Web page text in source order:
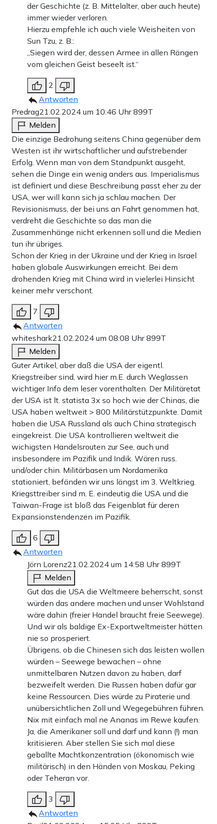
Die Analyse des US-Marinegeheimdienstes zeigt Chinas
Vorsprung beim Flottenbau
Amerika hat die Fähigkeit, hier nachzuholen, aber es wird
Zeit brauchen. Schon im Zweiten Weltkrieg konnte die
USA innerhalb kürzester Zeit Schiffe bauen, aber viel
dieser industriellen Basis, auch in der
Munitionsproduktion, wurde nach dem Kalten Krieg
vernachlässigt. Seit mindestens 30 Jahren herrschte der
Glaube, solch große Kriege gehören der Vergangenheit
an, das Militär der Zukunft sei auf Friedensmissionen und
ein wenig Terrorbekämpfung beschränkt. Ein fataler
Fehlschluss.
AUCH INTERESSANT:
Alarmierendes Dokument von US-
Militärgeheimdienst
Bau von Kriegsschiffen: China ist
USA um das 230-Fache überlegen
Sebastian Thormann
All das könnte China nun motivieren, in Asien eher früher
– womöglich vor 2027 anzugreifen, was Xi als Enddatum
für die Bereitschaft zur Taiwan-Invasion ausgegeben
hatte. Dazu kommt die – auch ressourcenmäßige –
Ablenkung der USA im Ukrainekrieg in Europa. Mit der
neuerlichen Flugzeugträgerflotte will man dem sicher ein
Signal entgegensetzen, aber das kann nicht verdecken,
was sich im Pazifik zusammenbraut: die Angst vor dem
nächsten Krieg. Und die schleichende Gewissheit, dass
Peking sich auf dem Pfad dahin bewegt.
Teilen:
Zu den Kommentaren (31)
Apollo News unterstützen
der Geschichte (z. B. Mittelalter, aber auch heute)
immer wieder verloren.
Hierzu empfehle ich auch viele Weisheiten von
Sun Tzu, z. B.:
„Siegen wird der, dessen Armee in allen Rängen
vom gleichen Geist beseelt ist.“
2
Antworten
Predrag21.02.2024 um 10:46 Uhr899T
Melden
Die einzige Bedrohung seitens China gegenüber dem
Westen ist ihr wirtschaftlicher und aufstrebender
Erfolg. Wenn man von dem Standpunkt ausgeht,
sehen die Dinge ein wenig anders aus. Imperialismus
ist definiert und diese Beschreibung passt eher zu der
USA, wer will kann sich ja schlau machen. Der
Revisionismuss, der bei uns an Fahrt genommen hat,
verdreht die Geschichte so das man die
Zusammenhänge nicht erkennen soll und die Medien
tun ihr übriges.
Schon der Krieg in der Ukraine und der Krieg in Israel
haben globale Auswirkungen erreicht. Bei dem
drohenden Krieg mit China wird in vielerlei Hinsicht
keiner mehr verschont.
7
Antworten
whiteshark21.02.2024 um 08:08 Uhr899T
Melden
Guter Artikel, aber daß die USA der eigentl.
Kriegstreiber sind, wird hier m.E. durch Weglassen
wichtiger Info dem leser vorenthalten. Der Militäretat
der USA ist lt. statista 3x so hoch wie der Chinas, die
USA haben weltweit > 800 Militärstützpunkte. Damit
haben die USA Russland als auch China strategisch
eingekreist. Die USA kontrollieren weltweit die
wichigsten Handelsrouten zur See, auch und
insbesondere im Pazifik und Indik. Wären russ.
und/oder chin. Militärbasen um Nordamerika
stationiert, befänden wir uns längst im 3. Weltkrieg.
Kriegsttreiber sind m. E. eindeutig die USA und die
Taiwan-Frage ist bloß das Feigenblat für deren
Expansionstendenzen im Pazifik.
6
Antworten
Jörn Lorenz21.02.2024 um 14:58 Uhr899T
Melden
Gut das die USA die Weltmeere beherrscht, sonst
würden das andere machen und unser Wohlstand
wäre dahin (freier Handel braucht freie Seewege).
Und wir als baldige Ex-Exportweltmeister hätten
nie so prosperiert.
Übrigens, ob die Chinesen sich das leisten wollen
würden – Seewege bewachen – ohne
unmittelbaren Nutzen davon zu haben, darf
bezweifelt werden. Die Russen haben dafür gar
keine Ressourcen. Dies würde zu Piraterie und
unübersichtlichen Zoll und Wegegebühren führen.
Nix mit einfach mal ne Ananas im Rewe kaufen.
Ja, die Amerikaner soll und darf und kann (!) man
kritisieren. Aber stellen Sie sich mal diese
geballte Machtkonzentration (ökonomisch wie
militärisch) in den Händen von Moskau, Peking
oder Teheran vor.
3
Antworten